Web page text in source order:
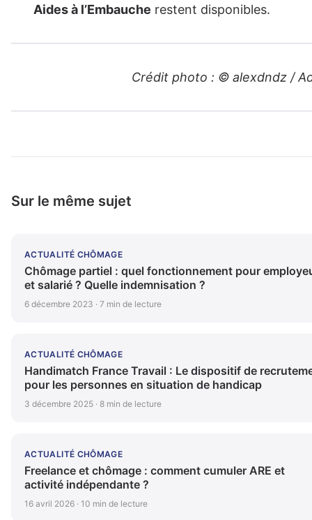
Aides à l’Embauche restent disponibles.
Crédit photo : © alexdndz /
Sur le même sujet
ACTUALITÉ CHÔMAGE
Chômage partiel : quel fonctionnement pour
et salarié ? Quelle indemnisation ?
6 décembre 2023 · 7 min de lecture
ACTUALITÉ CHÔMAGE
Handimatch France Travail : Le dispositif de
pour les personnes en situation de handicap
3 décembre 2025 · 8 min de lecture
ACTUALITÉ CHÔMAGE
Freelance et chômage : comment cumuler ARE et
activité indépendante ?
16 avril 2026 · 10 min de lecture